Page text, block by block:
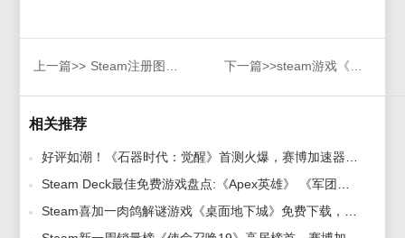
上一篇>> Steam注册图文教程新账号轻松创建，详细图文教程带你注册Steam 下一篇>>steam游戏《星际战甲》分享 哪个加速器可以解决延迟问题？
相关推荐